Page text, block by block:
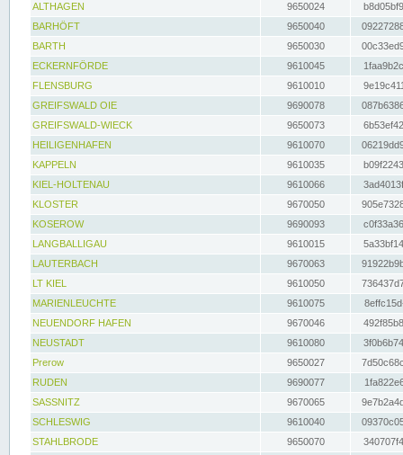
ALTHAGEN
9650024
BARHÖFT
9650040
BARTH
9650030
ECKERNFÖRDE
9610045
FLENSBURG
9610010
GREIFSWALD OIE
9690078
GREIFSWALD-WIECK
9650073
HEILIGENHAFEN
9610070
KAPPELN
9610035
KIEL-HOLTENAU
9610066
KLOSTER
9670050
KOSEROW
9690093
LANGBALLIGAU
9610015
LAUTERBACH
9670063
LT KIEL
9610050
MARIENLEUCHTE
9610075
NEUENDORF HAFEN
9670046
NEUSTADT
9610080
Prerow
9650027
RUDEN
9690077
SASSNITZ
9670065
SCHLESWIG
9610040
STAHLBRODE
9650070